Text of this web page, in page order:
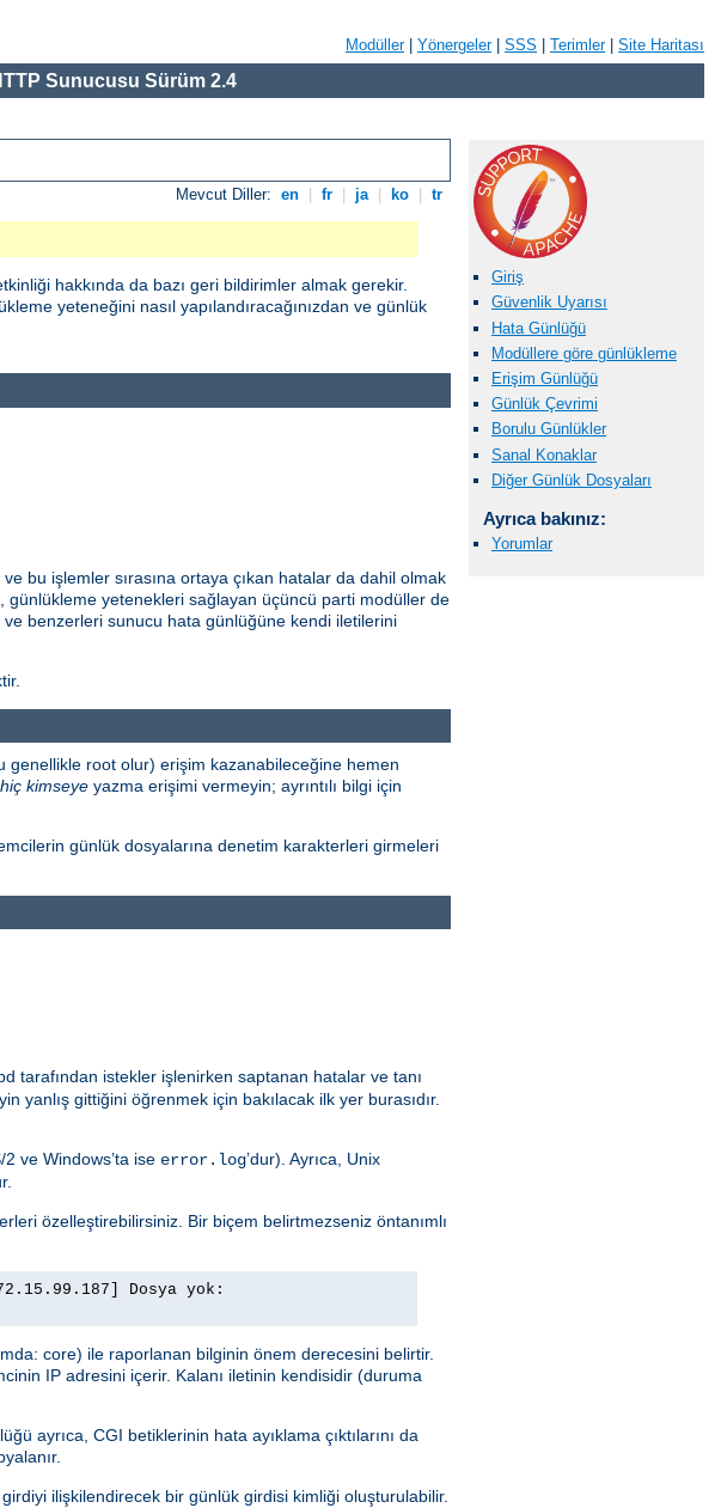
Modüller| Yönergeler| SSS Terimler| Site Haritası
Sunucusu Sürüm 2.4
Mevcut Diller: en fr ja ko tr
hakkında da bazı geri bildirimler almak gerekir.
yeteneğini nasıl yapılandıracağınızdan ve günlük
Giriş
Güvenlik Uyarısı
Hata Günlüğü
Modüllere göre günlükleme
Erişim Günlüğü
Günlük Çevrimi
Borulu Günlükler
Sanal Konaklar
Diğer Günlük Dosyaları
Ayrıca bakınız:
Yorumlar
bu işlemler sırasına ortaya çıkan hatalar da dahil olmak
yetenekleri sağlayan üçüncü parti modüller de
ve benzerleri sunucu hata günlüğüne kendi iletilerini
genellikle root olur) erişim kazanabileceğine hemen
hiç kimseye yazma erişimi vermeyin; ayrıntılı bilgi için
günlük dosyalarına denetim karakterleri girmeleri
tarafından istekler işlenirken saptanan hatalar ve tanı
yanlış gittiğini öğrenmek için bakılacak ilk yer burasıdır.
2 ve Windows’ta ise error.log’dur). Ayrıca, Unix
özelleştirebilirsiniz. Bir biçem belirtmezseniz öntanımlı
Dosya yok:
core) ile raporlanan bilginin önem derecesini belirtir.
IP adresini içerir. Kalanı iletinin kendisidir (duruma
ayrıca, CGI betiklerinin hata ayıklama çıktılarını da
ilişkilendirecek bir günlük girdisi kimliği oluşturulabilir.